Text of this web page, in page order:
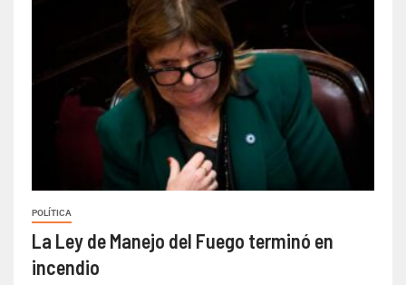
POLÍTICA
La Ley de Manejo del Fuego terminó en
incendio